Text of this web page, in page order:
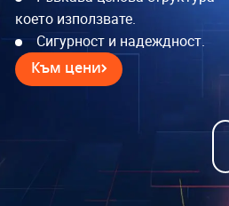
което използвате.
Сигурност и надеждност.
Към цени